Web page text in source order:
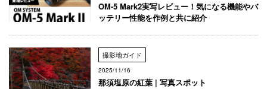
OM-5 Mark2実写レビュー！気になる機能やバ
ッテリー性能を作例と共に紹介
撮影地ガイド
2025/11/16
那須塩原の紅葉 | 写真スポット